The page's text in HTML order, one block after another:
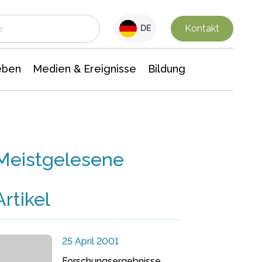
DE Kontakt
Medien & Ereignisse Bildung
25 April 2001